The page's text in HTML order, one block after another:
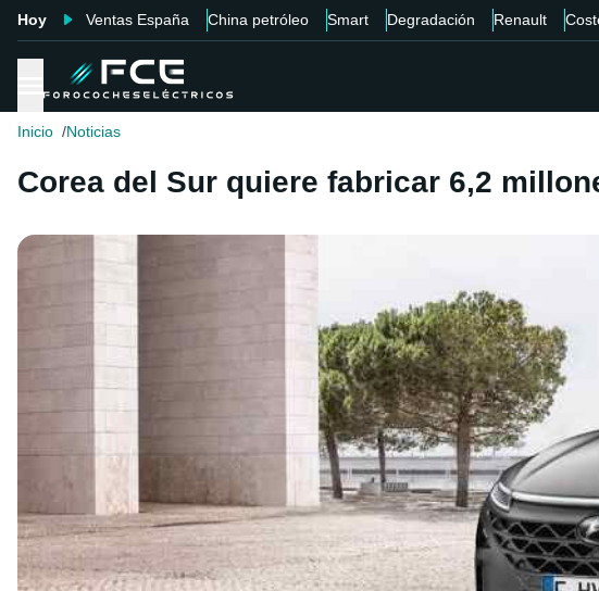
Hoy Ventas España China petróleo Smart Degradación Renault
Inicio Noticias
Corea del Sur quiere fabricar 6,2